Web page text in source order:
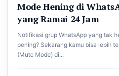
Mode Hening di
yang Ramai 24 Jam
Notifikasi grup WhatsApp yang tak
pening? Sekarang kamu bisa lebih
(Mute Mode) di...